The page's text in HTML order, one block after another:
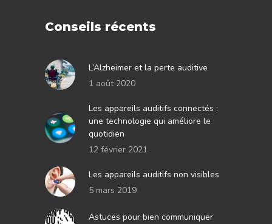
Conseils récents
L’Alzheimer et la perte auditive
1 août 2020
Les appareils auditifs connectés :
une technologie qui améliore le
quotidien
12 février 2021
Les appareils auditifs non visibles
5 mars 2019
Astuces pour bien communiquer